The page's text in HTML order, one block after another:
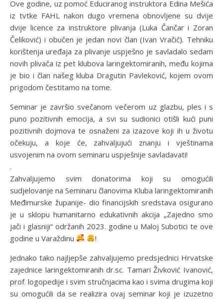
Ove godine, uz pomoć Educiranog instruktora Edina Mešića
iz tvtke FAHL nakon dugo vremena obnovljene su dvije
dvije licence za instruktore plivanja (Luka Čančar i Zoran
Čeliković) i obučen je jedan novi član (Ivan Vračić). Tehniku
korištenja uređaja za plivanje uspješno je savladalo sedam
novih plivača iz pet klubova laringektomiranih, među kojima
je bio i član našeg kluba Dragutin Pavleković, kojem ovom
prigodom čestitamo na tome.
Seminar je završio svečanom večerom uz glazbu, ples i s
puno pozitivnih emocija, a svi su sudionici otišli kući puni
pozitivnih dojmova te osnaženi za izazove koji ih u životu
očekuju, a koje će, zahvaljujući znanju i vještinama
usvojenim na ovom seminaru uspješnije savladavati!
.
Zahvaljujemo svim donatorima koji su omogućili
sudjelovanje na Seminaru članovima Kluba laringektomiranih
Međimurske županije- dio financijskih sredstava osigurano
je u sklopu humanitarno edukativnih akcija „Zajedno smo
jači i glasniji“ održanih 2023. godine u Maloj Subotici te ove
godine u Varaždinu
!
Jednako tako najljepše zahvaljujemo predsjednici Hrvatske
zajednice laringektomiranih dr.sc. Tamari Živković Ivanović,
prof. logopedije i svim stručnjacima kao i svima drugima koji
su omogućili da se realizira ovaj seminar koji je izuzetno